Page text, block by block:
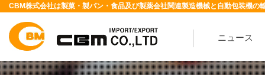
CBM株式会社は製菓・製パン・食品及び製薬会社関連製造機械と自動包装機の
ニュース